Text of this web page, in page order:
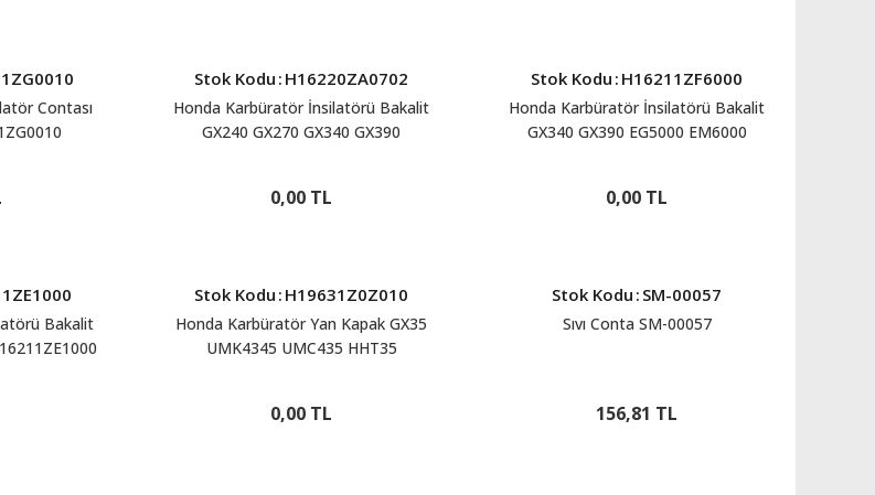
Contası
Stok Kodu : H16220ZA0702
Honda Karbüratör İnsilatörü Bakalit
GX240 GX270 GX340 GX390
0,00 TL
Stok Kodu : H16211ZF6000
Honda Karbüratör İnsilatörü Bakalit
GX340 GX390 EG5000 EM6000
0,00 TL
Bakalit
Stok Kodu : H19631Z0Z010
Honda Karbüratör Yan Kapak GX35
UMK4345 UMC435 HHT35
0,00 TL
Stok Kodu : SM-00057
Sıvı Conta SM-00057
156,81 TL